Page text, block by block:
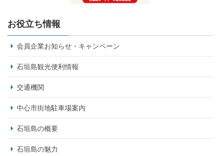
お役立ち情報
会員企業お知らせ・キャンペーン
石垣島観光便利情報
交通機関
中心市街地駐車場案内
石垣島の概要
石垣島の魅力